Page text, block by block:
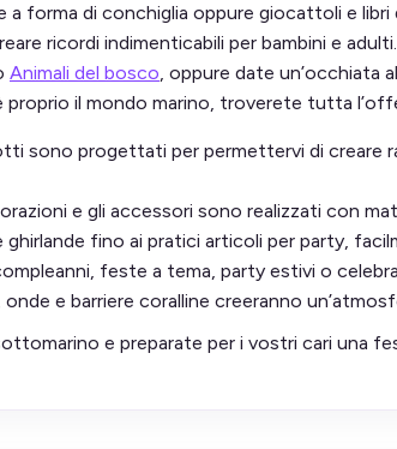
forma di conchiglia oppure giocattoli e
ricordi indimenticabili per bambini e
Animali del bosco, oppure date un’occhiata
il mondo marino, troverete tutta
sono progettati per permettervi di creare
e gli accessori sono realizzati con
ghirlande fino ai pratici articoli per party,
feste a tema, party estivi o
onde e barriere coralline creeranno
e preparate per i vostri cari una